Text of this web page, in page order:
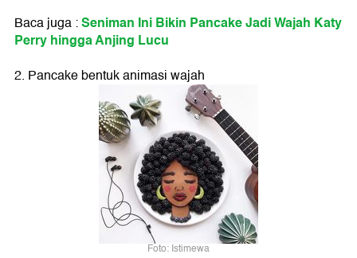
Baca juga :Seniman Ini Bikin Pancake Jadi Wajah Katy
Perry hingga Anjing Lucu
2. Pancake bentuk animasi wajah
Foto: Istimewa